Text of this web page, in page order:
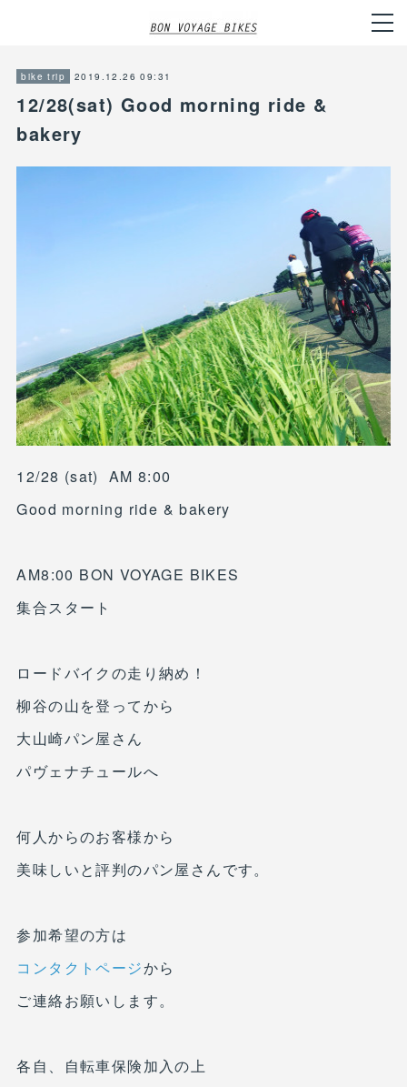
bike trip 2019.12.26 09:31
12/28(sat) Good morning ride &
bakery
12/28 (sat) AM 8:00
Good morning ride & bakery
AM8:00 BON VOYAGE BIKES
集合スタート
ロードバイクの走り納め！
柳谷の山を登ってから
大山崎パン屋さん
パヴェナチュールへ
何人からのお客様から
美味しいと評判のパン屋さんです。
参加希望の方は
コンタクトページから
ご連絡お願いします。
各自、自転車保険加入の上